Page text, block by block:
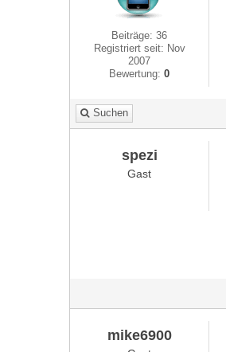
Beiträge: 36
Registriert seit: Nov
2007
Bewertung:0
Suchen
spezi
Gast
mike6900